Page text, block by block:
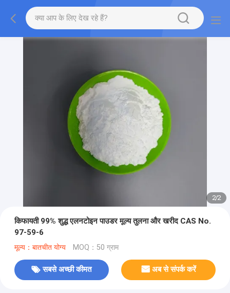
2/2
किफायती 99% शुद्ध एलनटोइन पाउडर मूल्य तुलना और खरीद CAS No.
97-59-6
मूल्य：बातचीत योग्य MOQ：50 ग्राम
सबसे अच्छी कीमत अब से संपर्क करें